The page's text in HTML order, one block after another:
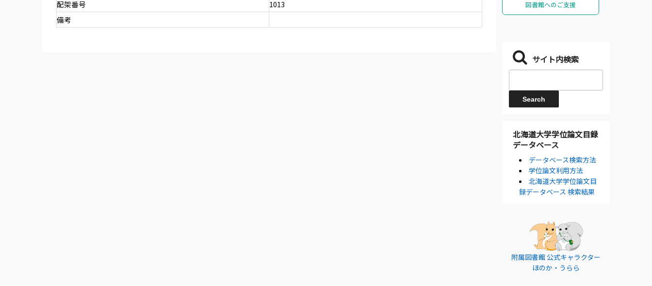
配架番号
1013
備考
図書館へのご支援
サイト内検索
北海道大学学位論文目録
データベース
データベース検索方法
学位論文利用方法
北海道大学学位論文目
録データベース 検索結果
附属図書館 公式キャラクター
ほのか・うらら